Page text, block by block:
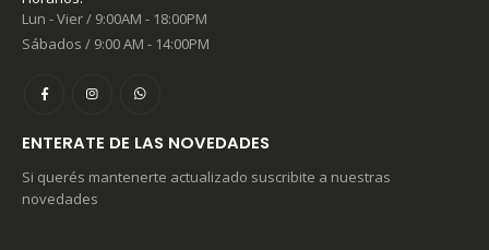
Lun - Vier / 9:00AM - 18:00PM
Sábados / 9:00 AM - 14:00PM
ENTERATE DE LAS NOVEDADES
Si querés mantenerte actualizado suscribite a nuestras
novedades